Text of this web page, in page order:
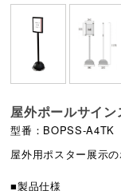
屋外ポールサイ
型番：BOPSS-A4TK
屋外用ポスター展示
■製品仕様